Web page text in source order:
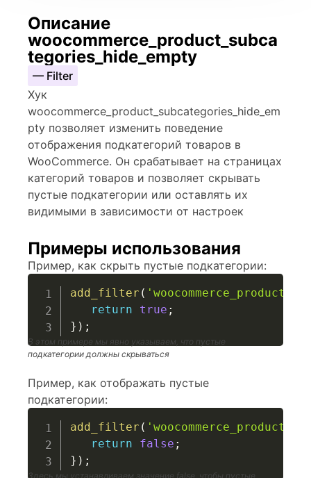
Описание
woocommerce_product_subca
tegories_hide_empty
— Filter
Хук
woocommerce_product_subcategories_hide_em
pty позволяет изменить поведение
отображения подкатегорий товаров в
WooCommerce. Он срабатывает на страницах
категорий товаров и позволяет скрывать
пустые подкатегории или оставлять их
видимыми в зависимости от настроек
Примеры использования
Пример, как скрыть пустые подкатегории:
add_filter (
return
true ;
} ) ;
В этом примере мы явно указываем, что пустые
подкатегории должны скрываться
Пример, как отображать пустые
подкатегории:
add_filter (
return
false ;
} ) ;
Здесь мы устанавливаем значение false, чтобы пустые